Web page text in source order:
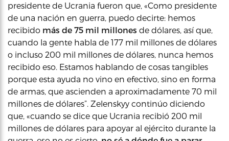
presidente de Ucrania fueron que, «Como presidente
de una nación en guerra, puedo decirte: hemos
recibido más de 75 mil millones de dólares, así que,
cuando la gente habla de 177 mil millones de dólares
o incluso 200 mil millones de dólares, nunca hemos
recibido eso. Estamos hablando de cosas tangibles
porque esta ayuda no vino en efectivo, sino en forma
de armas, que ascienden a aproximadamente 70 mil
millones de dólares”. Zelenskyy continúo diciendo
que, «cuando se dice que Ucrania recibió 200 mil
millones de dólares para apoyar al ejército durante la